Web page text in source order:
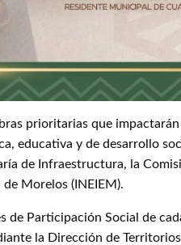
prioritarias que
educativa y de desarrollo
de Infraestructura, la
Morelos (INEIEM).
de Participación Social de
la Dirección de Territorios